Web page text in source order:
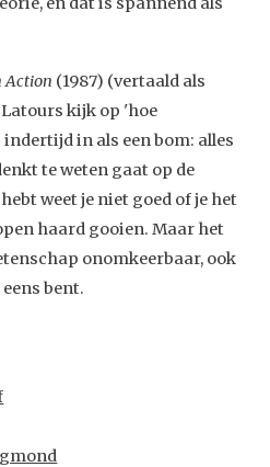
Generale
Action (1987) (vertaald als
Latours kijk op 'hoe
in als een bom: alles
te weten gaat op de
weet je niet goed of je het
haard gooien. Maar het
onomkeerbaar, ook
bent.